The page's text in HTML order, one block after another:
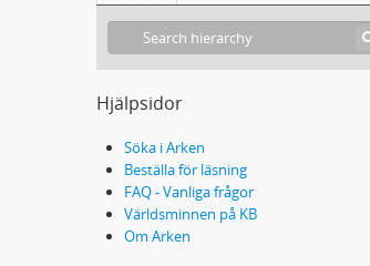
Hjälpsidor
Söka i Arken
Beställa för läsning
FAQ - Vanliga frågor
Världsminnen på KB
Om Arken